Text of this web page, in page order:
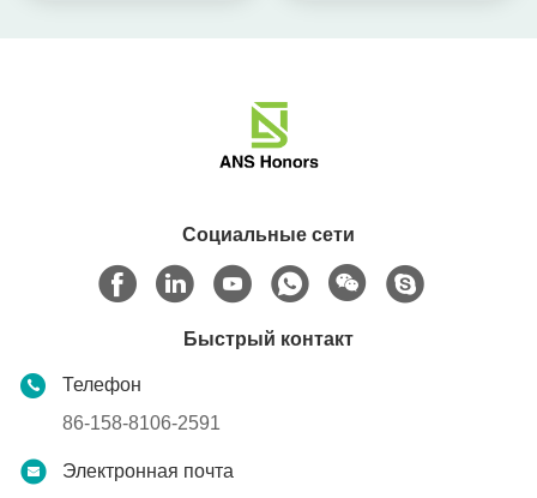
Социальные сети
Быстрый контакт
Телефон
86-158-8106-2591
Электронная почта